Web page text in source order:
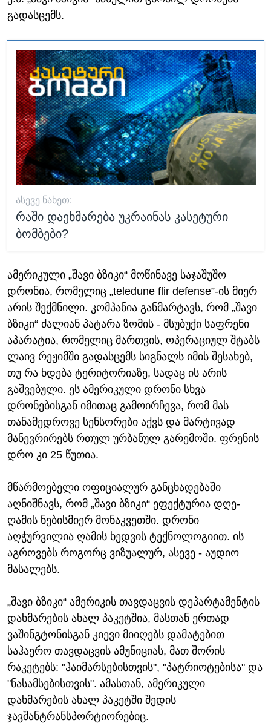
გადასცემს.
ᲐᲡᲔᲕᲔ ᲜᲐᲮᲔᲗ:
რაში დაეხმარება უკრაინას კასეტური
ბომბები?
ამერიკული „შავი ბზიკი“ მოწინავე საჯაშუშო
დრონია, რომელიც „teledune flir defense”-ის მიერ
არის შექმნილი. კომპანია განმარტავს, რომ „შავი
ბზიკი“ ძალიან პატარა ზომის - მსუბუქი საფრენი
აპარატია, რომელიც მართვის, ოპერაციულ შტაბს
ლაივ რეჟიმში გადასცემს სიგნალს იმის შესახებ,
თუ რა ხდება ტერიტორიაზე, სადაც ის არის
გაშვებული. ეს ამერიკული დრონი სხვა
დრონებისგან იმითაც გამოირჩევა, რომ მას
თანამედროვე სენსორები აქვს და მარტივად
მანევრირებს რთულ ურბანულ გარემოში. ფრენის
დრო კი 25 წუთია.
მწარმოებელი ოფიციალურ განცხადებაში
აღნიშნავს, რომ „შავი ბზიკი“ ეფექტურია დღე-
ღამის ნებისმიერ მონაკვეთში. დრონი
აღჭურვილია ღამის ხედვის ტექნოლოგიით. ის
აგროვებს როგორც ვიზუალურ, ასევე - აუდიო
მასალებს.
„შავი ბზიკი“ ამერიკის თავდაცვის დეპარტამენტის
დახმარების ახალ პაკეტშია, მასთან ერთად
ვაშინგტონისგან კიევი მიიღებს დამატებით
საჰაერო თავდაცვის ამუნიციას, მათ შორის
რაკეტებს: "ჰაიმარსებისთვის", "პატრიოტებისა" და
"ნასამსებისთვის". ამასთან, ამერიკული
დახმარების ახალ პაკეტში შედის
ჯავშანტრანსპორტიორებიც.